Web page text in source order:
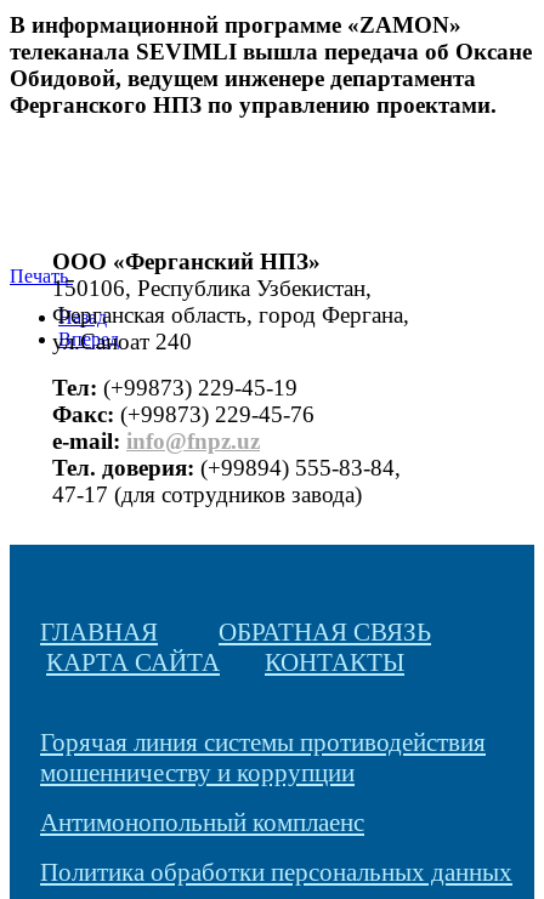
В информационной программе «ZAMON»
телеканала SEVIMLI вышла передача об Оксане
Обидовой, ведущем инженере департамента
Ферганского НПЗ по управлению проектами.
Печать
Назад
Вперед
ООО «Ферганский НПЗ»
150106, Республика Узбекистан,
Ферганская область, город Фергана,
ул.Саноат 240
Тел: (+99873) 229-45-19
Факс: (+99873) 229-45-76
е-mail: info@fnpz.uz
Тел. доверия: (+99894) 555-83-84,
47-17 (для сотрудников завода)
ГЛАВНАЯ
ОБРАТНАЯ СВЯЗЬ
КАРТА САЙТА
КОНТАКТЫ
Горячая линия системы противодействия
мошенничеству и коррупции
Антимонопольный комплаенс
Политика обработки персональных данных